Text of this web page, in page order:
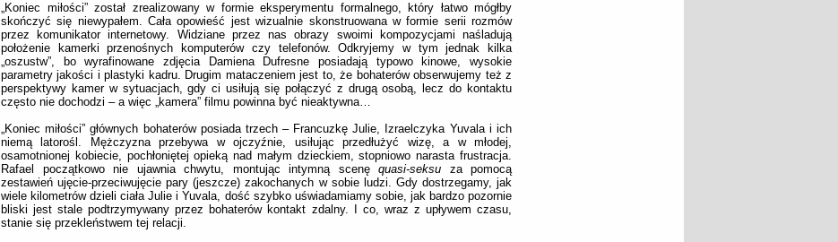
„Koniec miłości” został zrealizowany w formie eksperymentu formalnego, który łatwo mógłby
skończyć się niewypałem. Cała opowieść jest wizualnie skonstruowana w formie serii rozmów
przez komunikator internetowy. Widziane przez nas obrazy swoimi kompozycjami naśladują
położenie kamerki przenośnych komputerów czy telefonów. Odkryjemy w tym jednak kilka
„oszustw”, bo wyrafinowane zdjęcia Damiena Dufresne posiadają typowo kinowe, wysokie
parametry jakości i plastyki kadru. Drugim mataczeniem jest to, że bohaterów obserwujemy też z
perspektywy kamer w sytuacjach, gdy ci usiłują się połączyć z drugą osobą, lecz do kontaktu
często nie dochodzi – a więc „kamera” filmu powinna być nieaktywna…
„Koniec miłości” głównych bohaterów posiada trzech – Francuzkę Julie, Izraelczyka Yuvala i ich
niemą latorośl. Mężczyzna przebywa w ojczyźnie, usiłując przedłużyć wizę, a w młodej,
osamotnionej kobiecie, pochłoniętej opieką nad małym dzieckiem, stopniowo narasta frustracja.
Rafael początkowo nie ujawnia chwytu, montując intymną scenę quasi-seksu za pomocą
zestawień ujęcie-przeciwujęcie pary (jeszcze) zakochanych w sobie ludzi. Gdy dostrzegamy, jak
wiele kilometrów dzieli ciała Julie i Yuvala, dość szybko uświadamiamy sobie, jak bardzo pozornie
bliski jest stale podtrzymywany przez bohaterów kontakt zdalny. I co, wraz z upływem czasu,
stanie się przekleństwem tej relacji.